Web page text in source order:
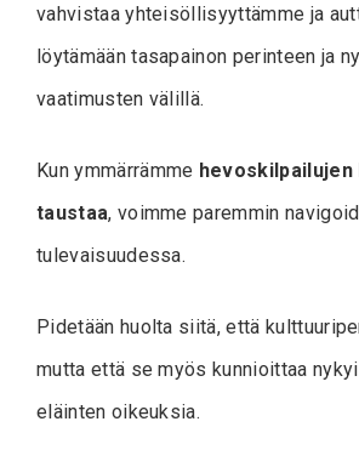
vahvistaa yhteisöllisyyttämme ja
löytämään tasapainon perinteen ja
vaatimusten välillä.
Kun ymmärrämme
taustaa, voimme paremmin
tulevaisuudessa.
Pidetään huolta siitä, että
mutta että se myös kunnioittaa
eläinten oikeuksia.